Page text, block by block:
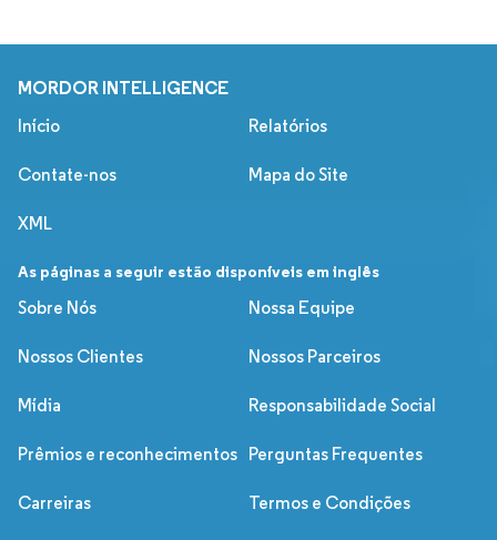
MORDOR INTELLIGENCE
Início Relatórios
Contate-nos Mapa do Site
XML
As páginas a seguir estão disponíveis em inglês
Sobre Nós
Nossa Equipe
Nossos Clientes Nossos Parceiros
Mídia Responsabilidade Social
Prêmios e reconhecimentos Perguntas Frequentes
Carreiras Termos e Condições